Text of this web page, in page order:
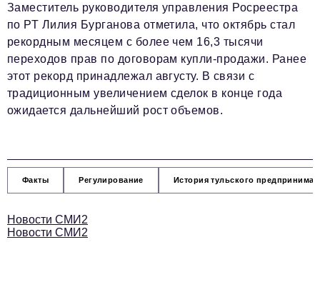
Заместитель руководителя управления Росреестра
по РТ Лилия Бурганова отметила, что октябрь стал
рекордным месяцем с более чем 16,3 тысячи
переходов прав по договорам купли-продажи. Ранее
этот рекорд принадлежал августу. В связи с
традиционным увеличением сделок в конце года
ожидается дальнейший рост объемов.
Факты Регулирование История тульского
Новости СМИ2
Новости СМИ2